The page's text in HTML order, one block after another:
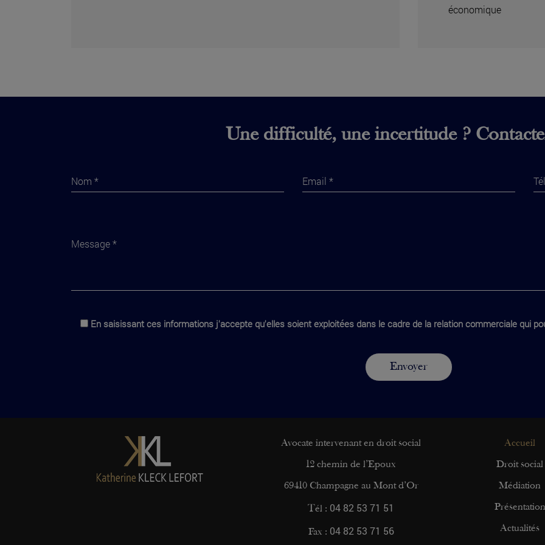
économique
Une difficulté, une incertitude ?
En saisissant ces informations j'accepte qu'elles soient exploitées dans le cadre de la relation commerciale qui
Avocate intervenant en droit social
12 chemin de l’Epoux
69410 Champagne au Mont d’Or
Tél : 04 82 53 71 51
Fax : 04 82 53 71 56
Accueil
Droit social
Médiation
Présentation
Actualités